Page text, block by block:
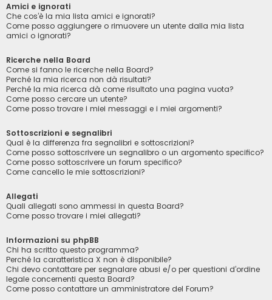
Amici e ignorati
Che cos’è la mia lista amici e ignorati?
Come posso aggiungere o rimuovere un utente dalla mia lista
amici o ignorati?
Ricerche nella Board
Come si fanno le ricerche nella Board?
Perché la mia ricerca non dà risultati?
Perché la mia ricerca dà come risultato una pagina vuota?
Come posso cercare un utente?
Come posso trovare i miei messaggi e i miei argomenti?
Sottoscrizioni e segnalibri
Qual è la differenza fra segnalibri e sottoscrizioni?
Come posso sottoscrivere un segnalibro o un argomento specifico?
Come posso sottoscrivere un forum specifico?
Come cancello le mie sottoscrizioni?
Allegati
Quali allegati sono ammessi in questa Board?
Come posso trovare i miei allegati?
Informazioni su phpBB
Chi ha scritto questo programma?
Perché la caratteristica X non è disponibile?
Chi devo contattare per segnalare abusi e/o per questioni d’ordine
legale concernenti questa Board?
Come posso contattare un amministratore del Forum?